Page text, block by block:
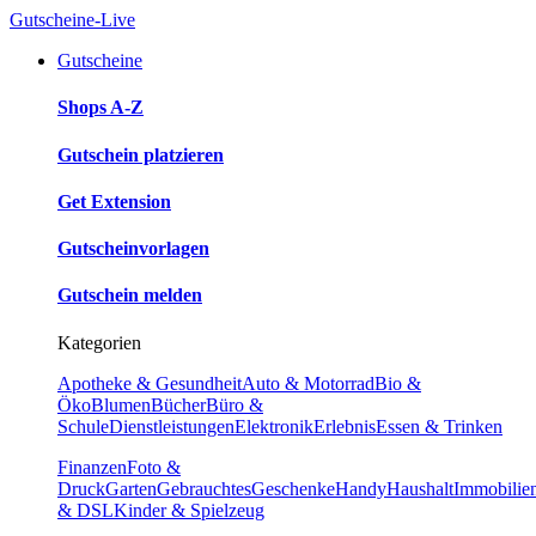
Gutscheine-Live
Gutscheine
Shops A-Z
Gutschein platzieren
Get Extension
Gutscheinvorlagen
Gutschein melden
Kategorien
Apotheke & GesundheitAuto & MotorradBio &
ÖkoBlumenBücherBüro &
SchuleDienstleistungenElektronikErlebnisEssen & Trinken
FinanzenFoto &
DruckGartenGebrauchtesGeschenkeHandyHaushalt
& DSLKinder & Spielzeug